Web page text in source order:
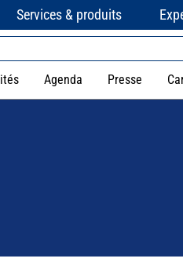
Services & produits
Agenda Presse